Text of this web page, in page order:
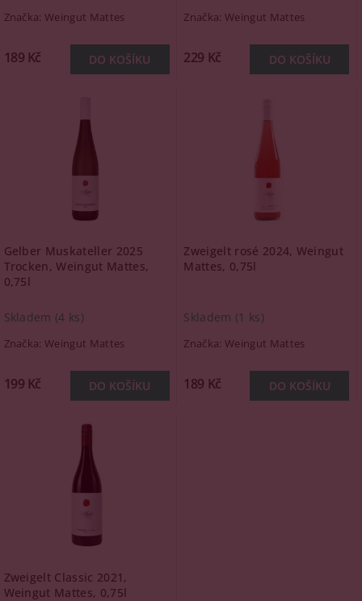
Značka:Weingut Mattes
189 Kč
Značka: Weingut Mattes
229 Kč
Gelber Muskateller 2025
Trocken, Weingut Mattes,
0,75l
Skladem (4 ks)
Značka:Weingut Mattes
199 Kč
Zweigelt rosé 2024, Weingut
Mattes, 0,75l
Skladem (1 ks)
Značka: Weingut Mattes
189 Kč
Zweigelt Classic 2021,
Weingut Mattes, 0,75l